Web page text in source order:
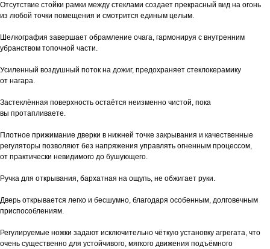
Отсутствие стойки рамки между стеклами создает прекрасный вид на огонь
из любой точки помещения и смотрится единым целым.
Шелкография завершает обрамление очага, гармонируя с внутренним
убранством топочной части.
Усиленный воздушный поток на дожиг, предохраняет стеклокерамику
от нагара.
Застеклённая поверхность остаётся неизменно чистой, пока
вы протапливаете.
Плотное прижимание дверки в нижней точке закрывания и качественные
регуляторы позволяют без напряжения управлять огненным процессом,
от практически невидимого до бушующего.
Ручка для открывания, бархатная на ощупь, не обжигает руки.
Дверь открывается легко и бесшумно, благодаря особенным, долговечным
приспособлениям.
Регулируемые ножки задают исключительно чёткую установку агрегата, что
очень существенно для устойчивого, мягкого движения подъёмного